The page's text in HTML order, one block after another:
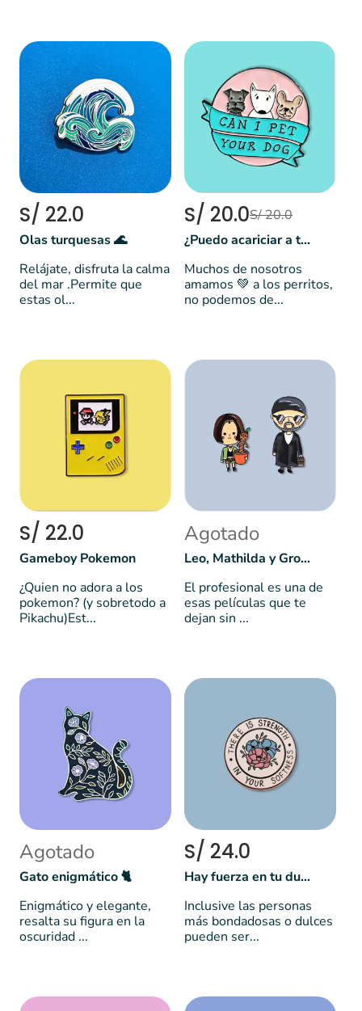
S/ 22.0
Olas turquesas 🌊
Relájate, disfruta la calma
del mar .Permite que
estas ol...
S/ 20.0S/ 20.0
¿Puedo acariciar a tu perro?
Muchos de nosotros
amamos 💚 a los perritos,
no podemos de...
S/ 22.0
Gameboy Pokemon
¿Quien no adora a los
pokemon? (y sobretodo a
Pikachu)Est...
Agotado
Leo, Mathilda y Groot | El profesional 🔫
El profesional es una de
esas películas que te
dejan sin ...
Agotado
Gato enigmático 🐈
Enigmático y elegante,
resalta su figura en la
oscuridad ...
S/ 24.0
Hay fuerza en tu dulzura
Inclusive las personas
más bondadosas o dulces
pueden ser...